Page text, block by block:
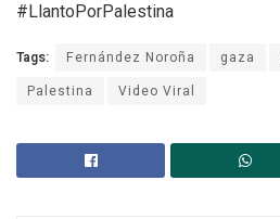
#LlantoPorPalestina
Tags: Fernández Noroña gaza
Palestina
Video Viral